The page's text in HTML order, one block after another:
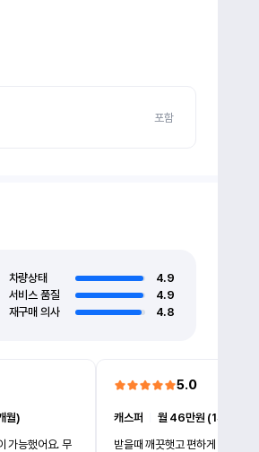
포함
차량상태
4.9
서비스 품질
4.9
재구매 의사
4.8
월)
가능했어요. 무
5.0
캐스퍼
월 46만원 (1개월)
받을때 깨끗햇고 편하게 잘이용했